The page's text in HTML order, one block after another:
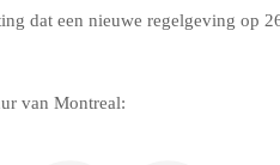
dat een nieuwe regelgeving op
van Montreal: